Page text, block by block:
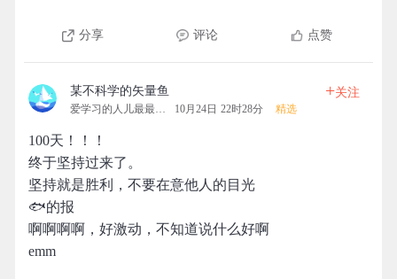
分享 评论 点赞
某不科学的矢量鱼
爱学习的人儿最最可爱 10月24日 22时28分 精选
+关注
100天！！！
终于坚持过来了。
坚持就是胜利，不要在意他人的目光
🐟的报
啊啊啊啊，好激动，不知道说什么好啊
emm